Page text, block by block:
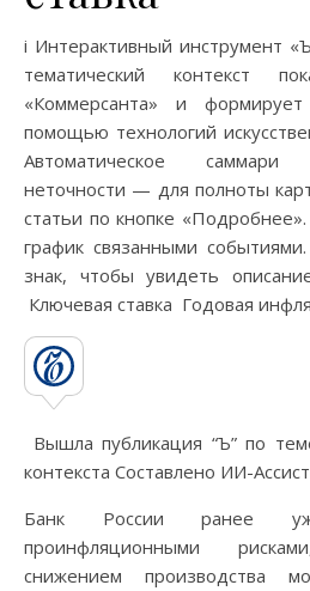
i Интерактивный инструмент
тематический контекст
«Коммерсанта» и
помощью технологий
Автоматическое
неточности — для полноты
статьи по кнопке
график связанными
знак, чтобы увидеть
Ключевая ставка Годовая
Вышла публикация “Ъ” по
контекста Составлено ИИ-
Банк России ранее
проинфляционными
снижением производства